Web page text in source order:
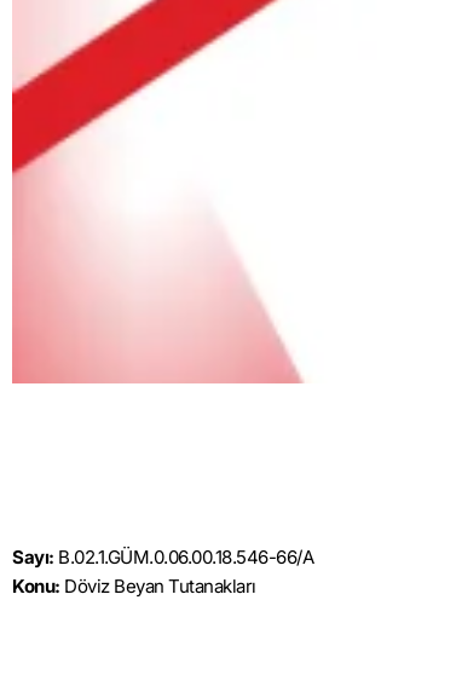
Sayı: B.02.1.GÜM.0.06.00.18.546-66/A
Konu: Döviz Beyan Tutanakları